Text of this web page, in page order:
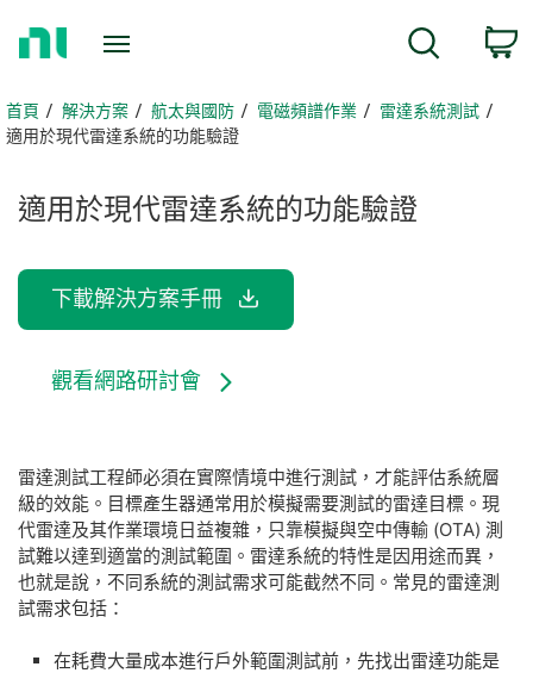
頁首頁 解決方案 航太與國防 電磁頻譜作業
雷達系統測試
適用於現代雷達系統的功能驗證
適用於現代雷達系統的功能驗證
下載解決方案手冊
觀看網路研討會
雷達測試工程師必須在實際情境中進行測試，才能評估系統層
級的效能。目標產生器通常用於模擬需要測試的雷達目標。現
代雷達及其作業環境日益複雜，只靠模擬與空中傳輸 (OTA) 測
試難以達到適當的測試範圍。雷達系統的特性是因用途而異，
也就是說，不同系統的測試需求可能截然不同。常見的雷達測
試需求包括：
在耗費大量成本進行戶外範圍測試前，先找出雷達功能是